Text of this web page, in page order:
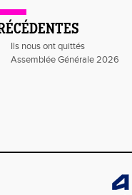
Ils nous ont quittés
Assemblée Générale 2026